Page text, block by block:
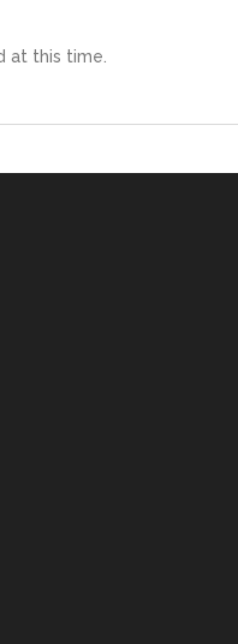
at this time.